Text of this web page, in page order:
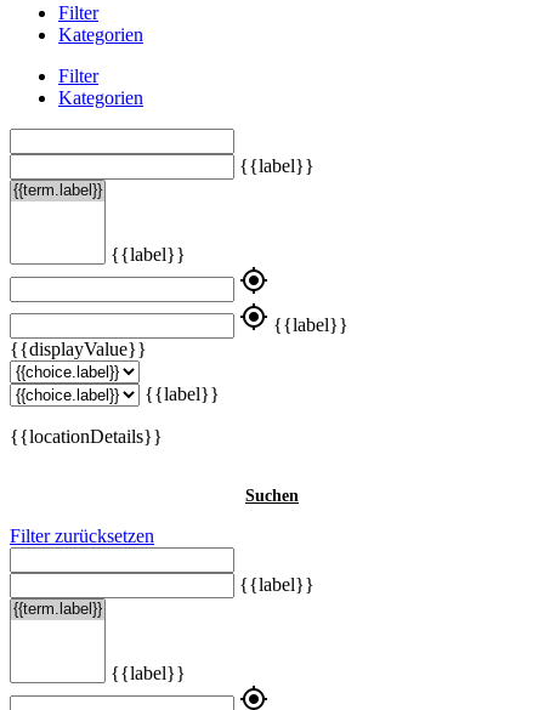
Filter
Kategorien
Filter
Kategorien
{{label}}
{{label}}
my_location
my_location {{label}}
{{displayValue}}
{{label}}
{{locationDetails}}
Suchen
Filter zurücksetzen
{{label}}
{{label}}
my_location